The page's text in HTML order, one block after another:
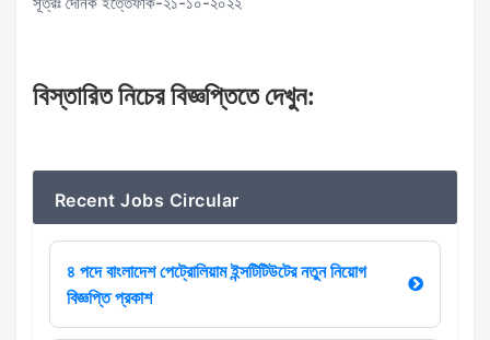
বিস্তারিতনিচেরবিজ্ঞপ্তিতে দেখুন:
Recent Jobs Circular
৪ পদে বাংলাদেশ পেট্রোলিয়াম ইন্সটিটিউটের নতুন নিয়োগ
বিজ্ঞপ্তি প্রকাশ